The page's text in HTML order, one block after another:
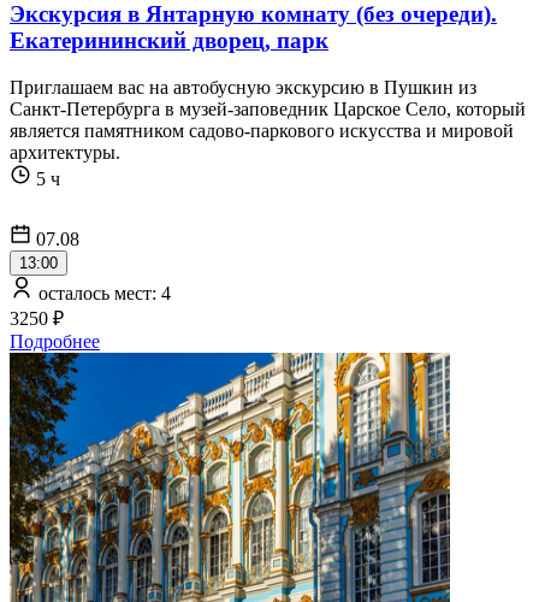
Экскурсия в Янтарную комнату (без очереди).
Екатерининский дворец, парк
Приглашаем вас на автобусную экскурсию в Пушкин из
Санкт-Петербурга в музей-заповедник Царское Село, который
является памятником садово-паркового искусства и мировой
архитектуры.
5 ч
07.08
13:00
осталось мест: 4
3250 ₽
Подробнее